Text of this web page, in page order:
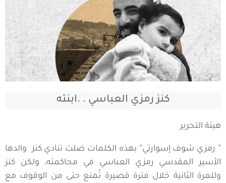
كنز رمزي العباسي . .ابنته
هيئة التحرير
” رمزي شوف إسوارتي” بهذه الكلمات ضلت تنادي كنز والدها
الأسير المقدسي رمزي العباسي في محاكمته، ولكن كنز
وللمرة الثانية خلال فترة قصيرة تُمنع حتى من الوقوف مع